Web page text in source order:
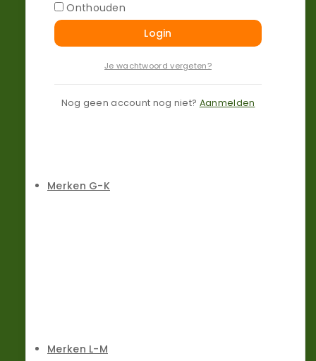
Merken G-K
Merken L-M
Onthouden
Login
Je wachtwoord vergeten?
Nog geen account nog niet? Aanmelden